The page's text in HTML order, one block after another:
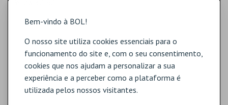
Bem-vindo à BOL!
O nosso site utiliza cookies essenciais para o
funcionamento do site e, com o seu consentimento,
cookies que nos ajudam a personalizar a sua
experiência e a perceber como a plataforma é
utilizada pelos nossos visitantes.